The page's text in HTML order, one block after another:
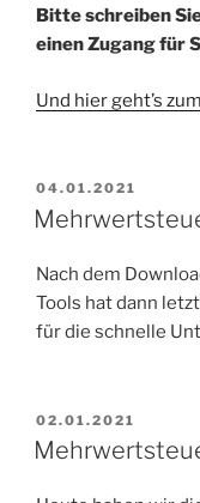
Bitte schreiben
einen Zugang für
Und hier geht’s
VERÖFFENTLICHT
AM
04.01.2021
Nach dem
Tools hat dann
für die schnelle
VERÖFFENTLICHT
AM
02.01.2021